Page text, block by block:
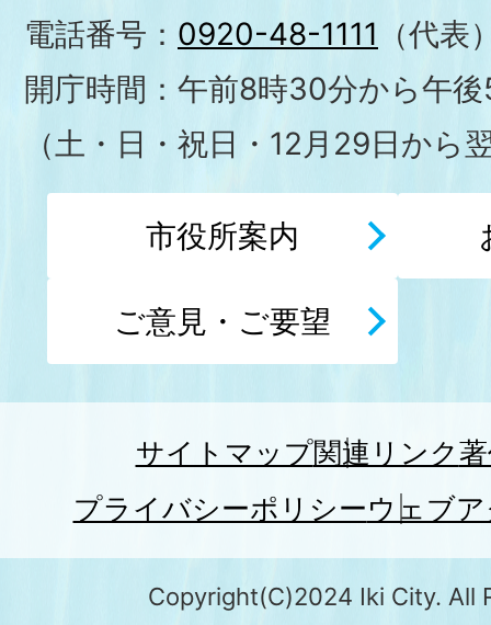
電話番号： 0920-48-1111 （代表
開庁時間：午前8時30分から午
（土・日・祝日・12月29日から
市役所案内
ご意見・ご要望
サイトマップ関連リンク
プライバシーポリシーウェブ
Copyright(C)2024 Iki City. All